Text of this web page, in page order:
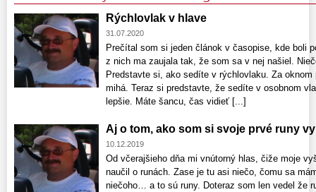
Rýchlovlak v hlave
31.07.2020
Prečítal som si jeden článok v časopise, kde boli
z nich ma zaujala tak, že som sa v nej našiel.
Predstavte si, ako sedíte v rýchlovlaku. Za
mihá. Teraz si predstavte, že sedíte v osobnom
lepšie. Máte šancu, čas vidieť [...]
Aj o tom, ako som si svoje prvé runy
10.12.2019
Od včerajšieho dňa mi vnútorný hlas, čiže moje
naučil o runách. Zase je tu asi niečo, čomu sa
niečoho… a to sú runy. Doteraz som len vedel že